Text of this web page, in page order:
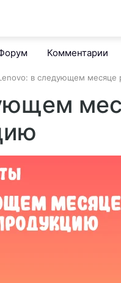
Комментарии
в следующем месяце